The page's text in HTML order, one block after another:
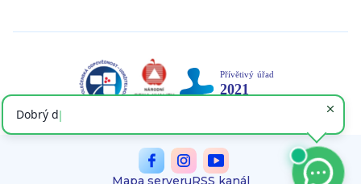
Mapa serveruRSS kanál